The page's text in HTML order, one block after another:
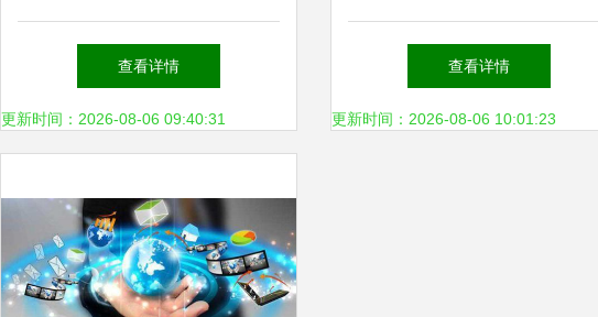
相关问题把握标准发布
查看详情
更新时间：2026-08-06 09:40:31
信服务的理论、开放与未来研
究路径
查看详情
更新时间：2026-08-06 10:01:23